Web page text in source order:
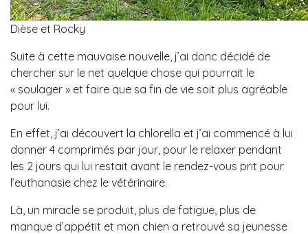
Dièse et Rocky
Suite à cette mauvaise nouvelle, j’ai donc décidé de
chercher sur le net quelque chose qui pourrait le
« soulager » et faire que sa fin de vie soit plus agréable
pour lui.
En effet, j’ai découvert la chlorella et j’ai commencé à lui
donner 4 comprimés par jour, pour le relaxer pendant
les 2 jours qui lui restait avant le rendez-vous prit pour
l’euthanasie chez le vétérinaire.
Là, un miracle se produit, plus de fatigue, plus de
manque d’appétit et mon chien a retrouvé sa jeunesse